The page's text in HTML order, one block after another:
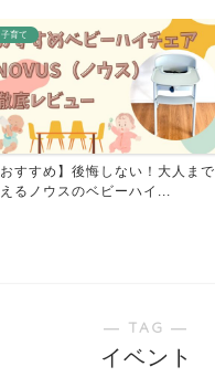
子育て
おすすめ】後悔しない！大人まで
るノウスのベビーハイ...
― TAG ―
イベント